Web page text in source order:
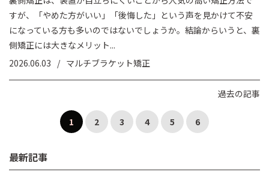
すが、「やめた方がいい」「後悔した」という声を見かけて不安
になっている方も多いのではないでしょうか。結論からいうと、裏
側矯正には大きなメリット...
2026.06.03
マルチブラケット矯正
過去の記事
1 2 3 4 5 6
最新記事